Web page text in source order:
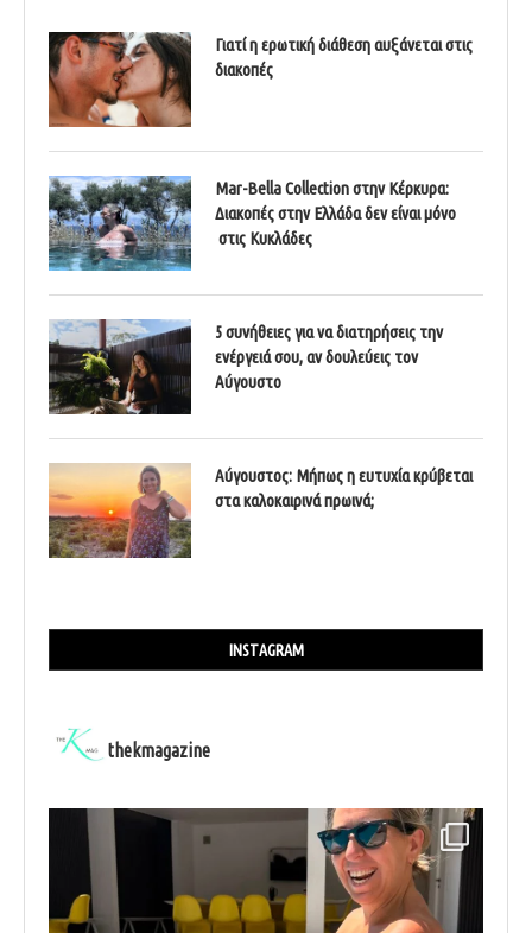
Γιατί η ερωτική διάθεση αυξάνεται στις
διακοπές
Mar-Bella Collection στην Κέρκυρα:
Διακοπές στην Ελλάδα δεν είναι μόνο
στις Κυκλάδες
5 συνήθειες για να διατηρήσεις την
ενέργειά σου, αν δουλεύεις τον
Αύγουστο
Αύγουστος: Μήπως η ευτυχία κρύβεται
στα καλοκαιρινά πρωινά;
INSTAGRAM
thekmagazine